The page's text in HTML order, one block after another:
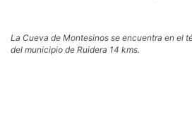
La Cueva de Montesinos se encuentra en el
del municipio de Ruidera 14 kms.